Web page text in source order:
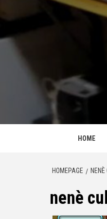
al
HOME
HOMEPAGE
nenè